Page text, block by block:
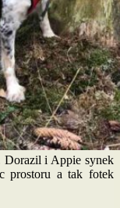
Dorazil i Appie synek
prostoru a tak fotek